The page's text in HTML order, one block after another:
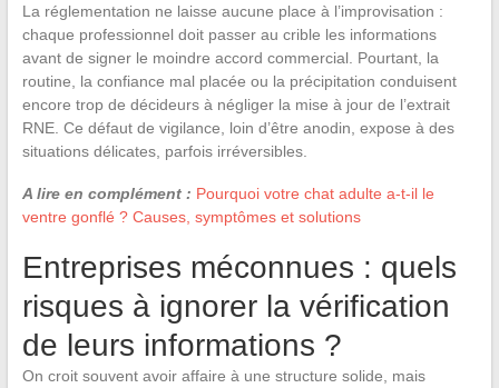
La réglementation ne laisse aucune place à l’improvisation :
chaque professionnel doit passer au crible les informations
avant de signer le moindre accord commercial. Pourtant, la
routine, la confiance mal placée ou la précipitation conduisent
encore trop de décideurs à négliger la mise à jour de l’extrait
RNE. Ce défaut de vigilance, loin d’être anodin, expose à des
situations délicates, parfois irréversibles.
A lire en complément : Pourquoi votre chat adulte a-t-il le
ventre gonflé ? Causes, symptômes et solutions
Entreprises méconnues : quels
risques à ignorer la vérification
de leurs informations ?
On croit souvent avoir affaire à une structure solide, mais